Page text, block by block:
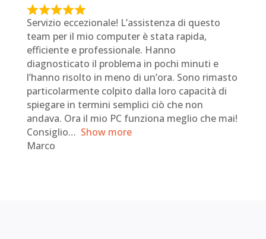
R
a
t
e
d
5
o
u
t
o
Servizio eccezionale! L’assistenza di questo
team per il mio computer è stata rapida,
efficiente e professionale. Hanno
diagnosticato il problema in pochi minuti e
l’hanno risolto in meno di un’ora. Sono rimasto
particolarmente colpito dalla loro capacità di
spiegare in termini semplici ciò che non
andava. Ora il mio PC funziona meglio che mai!
Consiglio
Show more
Marco